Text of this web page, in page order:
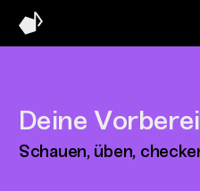
Deine
Schauen, üben,